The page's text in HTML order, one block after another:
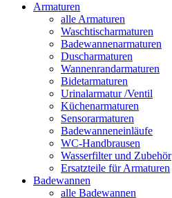
Armaturen
alle Armaturen
Waschtischarmaturen
Badewannenarmaturen
Duscharmaturen
Wannenrandarmaturen
Bidetarmaturen
Urinalarmatur /Ventil
Küchenarmaturen
Sensorarmaturen
Badewanneneinläufe
WC-Handbrausen
Wasserfilter und Zubehör
Ersatzteile für Armaturen
Badewannen
alle Badewannen